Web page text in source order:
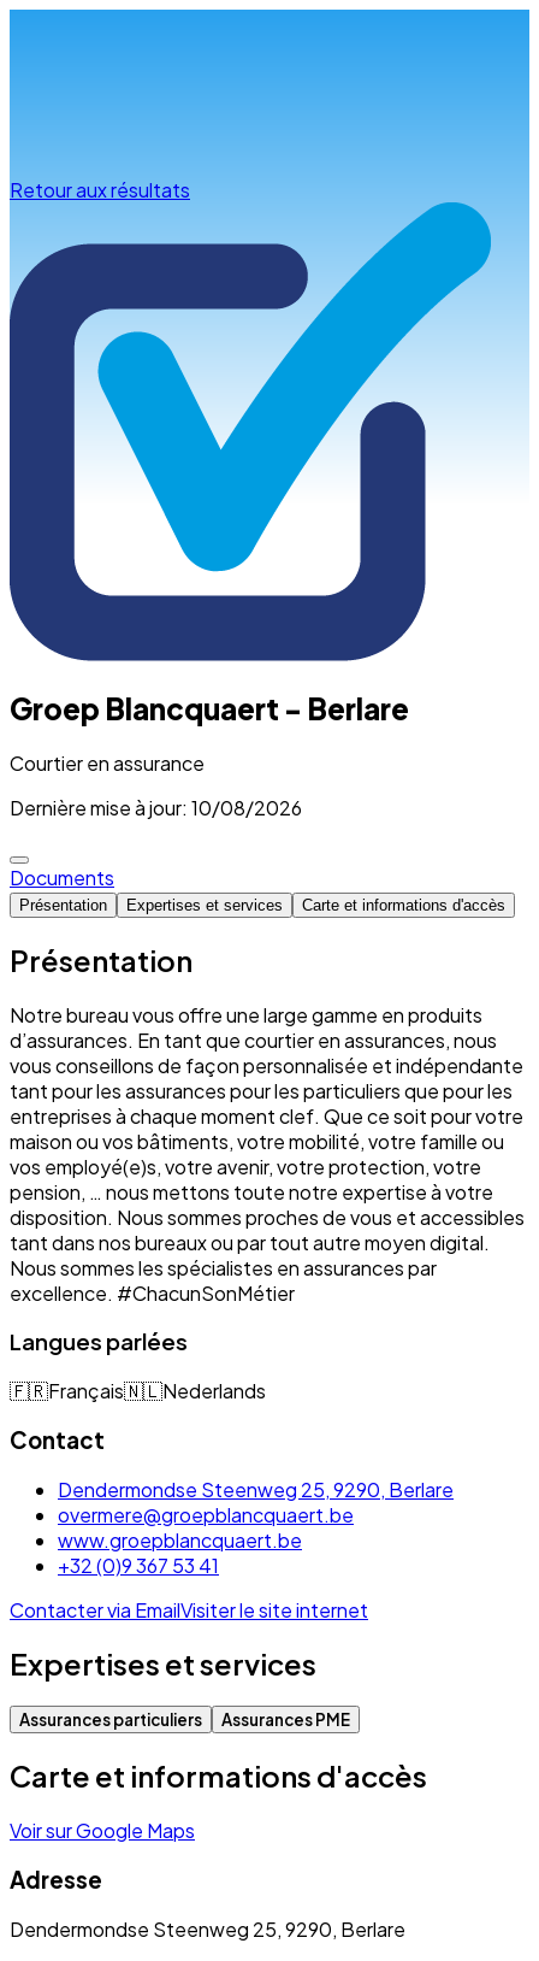
Retour aux résultats
Groep Blancquaert - Berlare
Courtier en assurance
Dernière mise à jour: 10/08/2026
Documents
Présentation Expertises et services Carte et informations d'accès
Présentation
Notre bureau vous offre une large gamme en produits
d’assurances. En tant que courtier en assurances, nous
vous conseillons de façon personnalisée et indépendante
tant pour les assurances pour les particuliers que pour les
entreprises à chaque moment clef. Que ce soit pour votre
maison ou vos bâtiments, votre mobilité, votre famille ou
vos employé(e)s, votre avenir, votre protection, votre
pension, … nous mettons toute notre expertise à votre
disposition. Nous sommes proches de vous et accessibles
tant dans nos bureaux ou par tout autre moyen digital.
Nous sommes les spécialistes en assurances par
excellence. #ChacunSonMétier
Langues parlées
🇫🇷Français🇳🇱Nederlands
Contact
Dendermondse Steenweg 25, 9290, Berlare
overmere@groepblancquaert.be
www.groepblancquaert.be
+32 (0)9 367 53 41
Contacter via EmailVisiter le site internet
Expertises et services
Assurances particuliers Assurances PME
Carte et informations d'accès
Voir sur Google Maps
Adresse
Dendermondse Steenweg 25, 9290, Berlare